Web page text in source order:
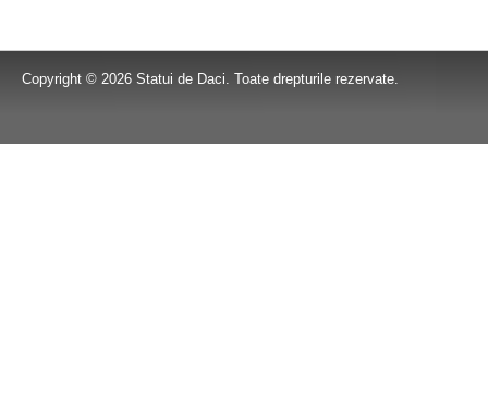
Copyright © 2026 Statui de Daci. Toate drepturile rezervate.